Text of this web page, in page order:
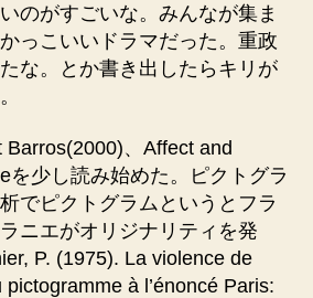
のがすごいな。みんなが集ま
っこいいドラマだった。重政
な。とか書き出したらキリが
、Affect and
を少し読み始めた。ピクトグラ
でピクトグラムというとフラ
ニエがオリジナリティを発
P. (1975). La violence de
pictogramme à l’énoncé Paris: